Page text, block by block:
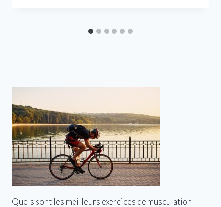
Quels sont les meilleurs exercices de musculation